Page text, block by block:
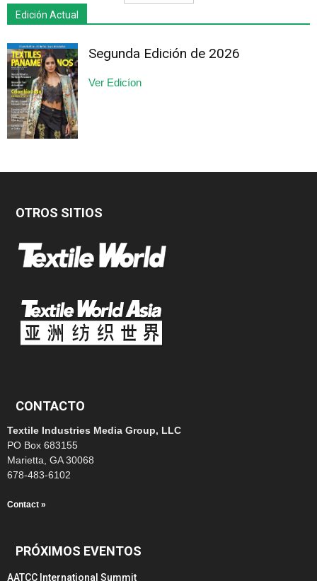
Edición Actual
Segunda Edición de 2026
Ver Edicíon
OTROS SITIOS
CONTACTO
Textile Industries Media Group, LLC
PO Box 683155
Marietta, GA 30068
678-483-6102
Contact »
PRÓXIMOS EVENTOS
AATCC International Summit